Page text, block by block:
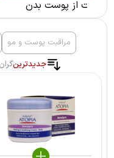
مراقبت از پوست بدن
مراقبت پوست و مو
جدیدترین